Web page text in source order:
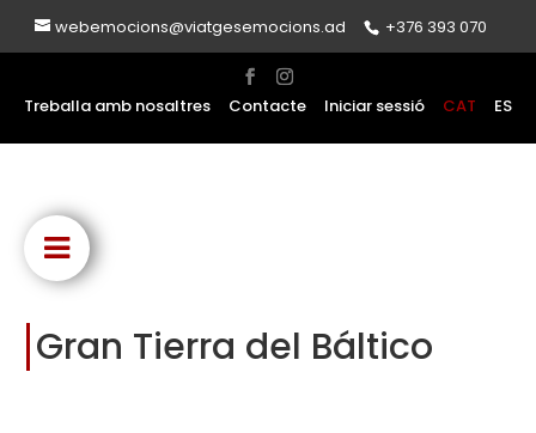
webemocions@viatgesemocions.ad +376 393 070
Treballa amb nosaltres Contacte Iniciar sessió CAT ES
Gran Tierra del Báltico